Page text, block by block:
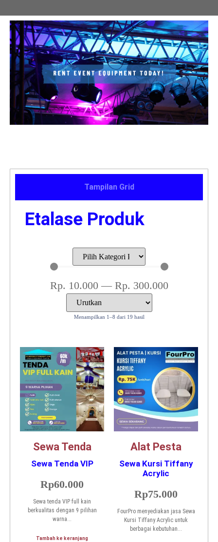
Tampilan Grid
Etalase Produk
Rp. 10.000 — Rp. 300.000
Menampilkan 1–8 dari 19 hasil
Sewa Tenda
Sewa Tenda VIP
Rp60.000
Sewa tenda VIP full kain
berkualitas dengan 9 pilihan
warna...
Tambah ke keranjang
Alat Pesta
Sewa Kursi Tiffany
Acrylic
Rp75.000
FourPro menyediakan jasa Sewa
Kursi Tiffany Acrylic untuk
berbagai kebutuhan...